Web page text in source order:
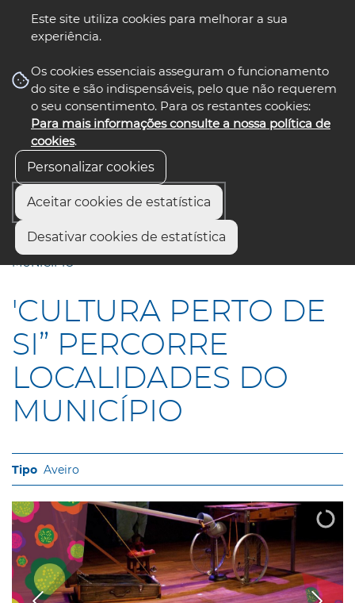
Este site utiliza cookies para melhorar a sua
experiência.
Os cookies essenciais asseguram o funcionamento
do site e são indispensáveis, pelo que não requerem
o seu consentimento. Para os restantes cookies:
Para mais informações consulte a nossa política de
cookies.
Personalizar cookies
Aceitar cookies de estatística
Desativar cookies de estatística
nos select language
Início
"CULTURA PERTO DE SI” PERCORRE LOCALIDADES DO
MUNICÍPIO
'CULTURA PERTO DE
SI” PERCORRE
LOCALIDADES DO
MUNICÍPIO
Aveiro